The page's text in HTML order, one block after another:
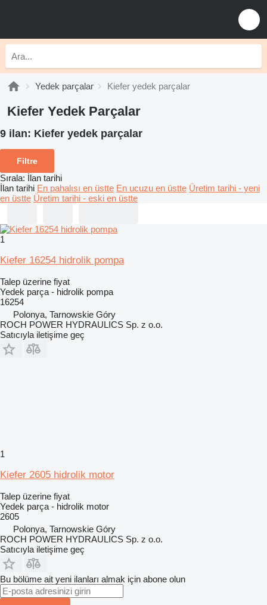
Yedek parçalar Kiefer yedek parçalar
Kiefer Yedek Parçalar
9 ilan: Kiefer yedek parçalar
Filtre
Sırala: İlan tarihi
İlan tarihi En pahalısı en üstte En ucuzu en üstte Üretim tarihi - yeni
en üstte Üretim tarihi - eski en üstte
1
Kiefer 16254 hidrolik pompa
Talep üzerine fiyat
Yedek parça - hidrolik pompa
16254
Polonya, Tarnowskie Góry
ROCH POWER HYDRAULICS Sp. z o.o.
Satıcıyla iletişime geç
1
Kiefer 2605 hidrolik motor
Talep üzerine fiyat
Yedek parça - hidrolik motor
2605
Polonya, Tarnowskie Góry
ROCH POWER HYDRAULICS Sp. z o.o.
Satıcıyla iletişime geç
Bu bölüme ait yeni ilanları almak için abone olun